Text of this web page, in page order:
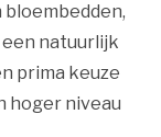
natuurlijk
prima keuze
hoger niveau